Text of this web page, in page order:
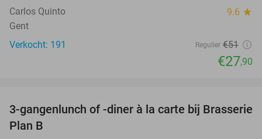
Carlos Quinto 9.6 star
Gent
Verkocht: 191
Regulier €51
€27,90
49%
3-gangenlunch of -diner à la carte bij Brasserie
Plan B